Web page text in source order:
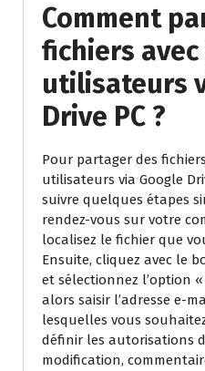
Comment
fichiers avec
utilisateurs
Drive PC ?
Pour partager des
utilisateurs via Google
suivre quelques étapes
rendez-vous sur votre
localisez le fichier que
Ensuite, cliquez avec le
et sélectionnez l’option
alors saisir l’adresse e-
lesquelles vous
définir les autorisations
modification,